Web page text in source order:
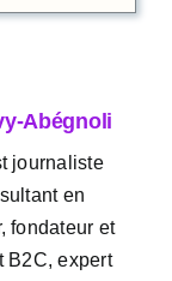
Abégnoli
journaliste
en
fondateur et
B2C, expert